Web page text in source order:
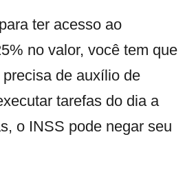
para ter acesso ao
no valor, você tem que
de auxílio de
tarefas do dia a
o INSS pode negar seu